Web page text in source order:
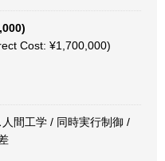
Cost: ¥1,700,000)
間工学 / 同時実行制御 /